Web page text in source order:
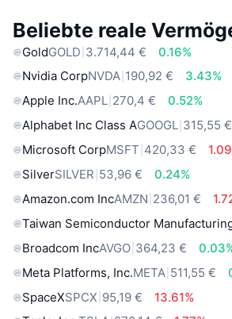
Beliebte reale
GoldGOLD 3.714,44 €
0.16%
Nvidia CorpNVDA 190,92 €
3.43%
Apple Inc.AAPL 270,4 €
0.52%
Alphabet Inc Class AGOOGL 315,55 €
Microsoft CorpMSFT 420,33 €
SilverSILVER 53,96 €
0.24%
Amazon.com IncAMZN 236,01 €
Taiwan Semiconductor
Broadcom IncAVGO 364,23 €
Meta Platforms, Inc.META 511,55 €
SpaceXSPCX 95,19 €
13.61%